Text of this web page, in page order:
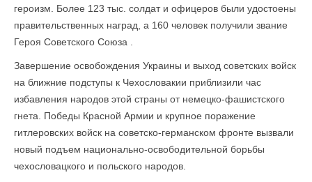
героизм. Более 123 тыс. солдат и офицеров были удостоены
правительственных наград, а 160 человек получили звание
Героя Советского Союза .
Завершение освобождения Украины и выход советских войск
на ближние подступы к Чехословакии приблизили час
избавления народов этой страны от немецко-фашистского
гнета. Победы Красной Армии и крупное поражение
гитлеровских войск на советско-германском фронте вызвали
новый подъем национально-освободительной борьбы
чехословацкого и польского народов.